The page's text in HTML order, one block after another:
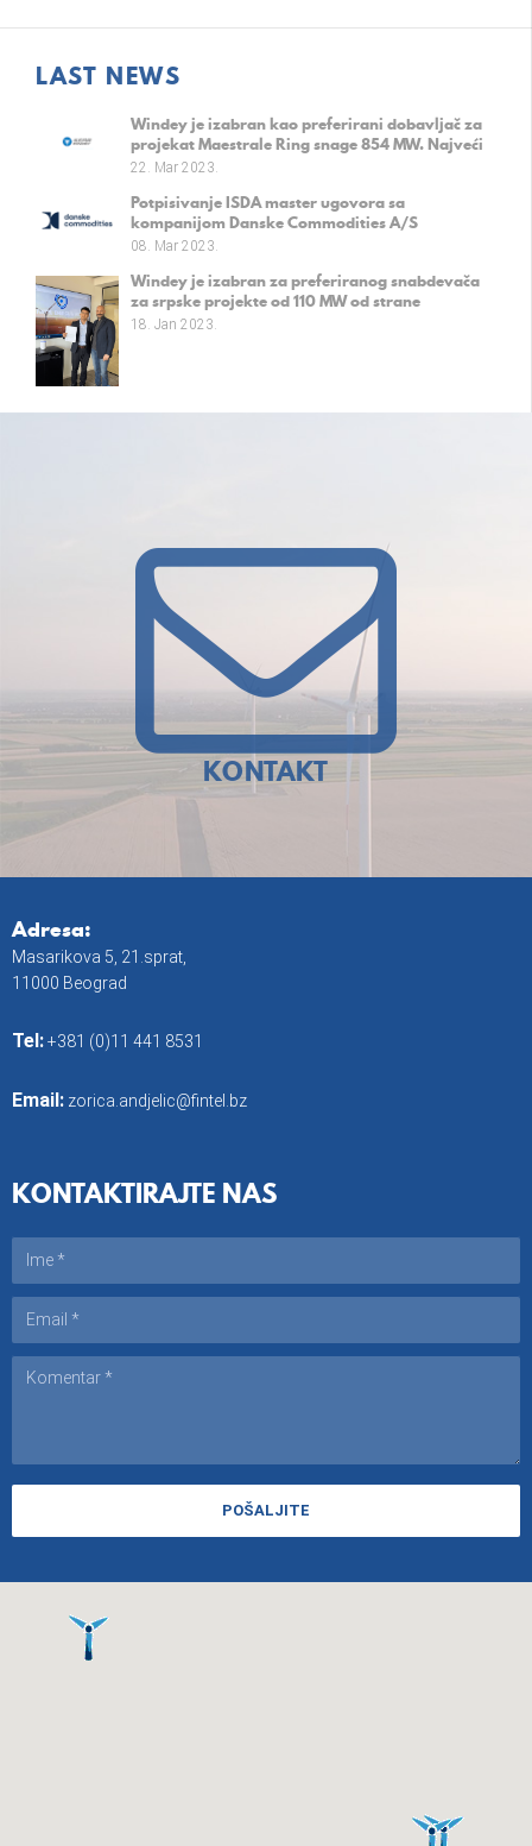
LAST NEWS
Windey je izabran kao preferirani dobavljač za
projekat Maestrale Ring snage 854 MW. Najveći
evropski vetropark na kopnu.
22. Mar 2023.
Potpisivanje ISDA master ugovora sa
kompanijom Danske Commodities A/S
08. Mar 2023.
Windey je izabran za preferiranog snabdevača
za srpske projekte od 110 MW od strane
kompanije Fintel Energija a.d.
18. Jan 2023.
KONTAKT
Adresa:
Masarikova 5, 21.sprat,
11000 Beograd
Tel:+381 (0)11 441 8531
Email: zorica.andjelic@fintel.bz
KONTAKTIRAJTE NAS
POŠALJITE